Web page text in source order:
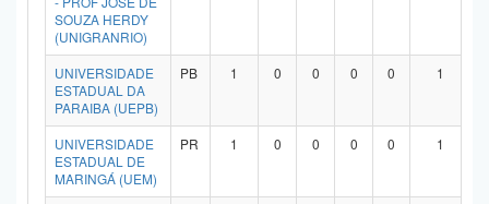
SOUZA HERDY
(UNIGRANRIO)
UNIVERSIDADE
ESTADUAL DA
PARAIBA (UEPB)
PB 1 0 0 0 0 1
UNIVERSIDADE
ESTADUAL DE
MARINGÁ (UEM)
PR 1 0 0 0 0 1